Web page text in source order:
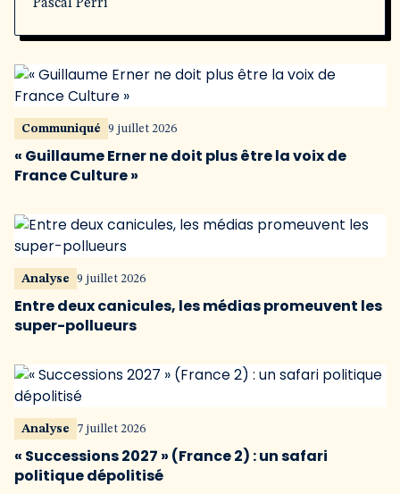
Pascal Perri
Communiqué 9 juillet 2026
« Guillaume Erner ne doit plus être la voix de
France Culture »
Analyse 9 juillet 2026
Entre deux canicules, les médias promeuvent les
super-pollueurs
Analyse 7 juillet 2026
« Successions 2027 » (France 2) : un safari
politique dépolitisé